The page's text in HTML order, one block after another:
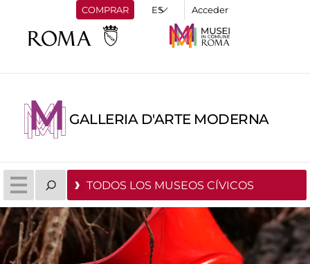
COMPRAR Acceder
GALLERIA D'ARTE MODERNA
TODOS LOS MUSEOS CÍVICOS